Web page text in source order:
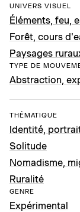
UNIVERS VISUEL
Éléments, feu,
Forêt, cours
Paysages
TYPE DE
Abstraction,
THÉMATIQUE
Identité,
Solitude
Nomadisme,
Ruralité
GENRE
Expérimental